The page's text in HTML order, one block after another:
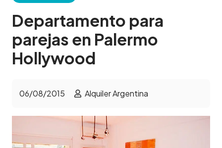
Departamento para
parejas en Palermo
Hollywood
06/08/2015 Alquiler Argentina